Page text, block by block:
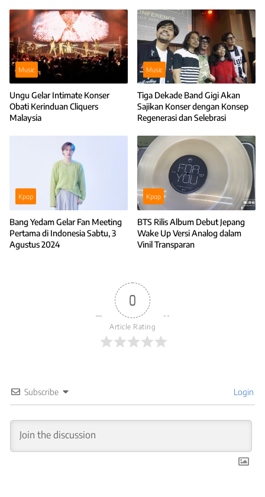
Music
Ungu Gelar Intimate Konser
Obati Kerinduan Cliquers
Malaysia
Music
Tiga Dekade Band Gigi Akan
Sajikan Konser dengan Konsep
Regenerasi dan Selebrasi
Kpop
Bang Yedam Gelar Fan Meeting
Pertama di Indonesia Sabtu, 3
Agustus 2024
Kpop
BTS Rilis Album Debut Jepang
Wake Up Versi Analog dalam
Vinil Transparan
0
Article Rating
Subscribe Login